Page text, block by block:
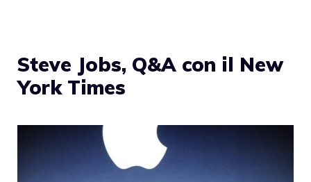
Steve Jobs, Q&A con il New
York Times